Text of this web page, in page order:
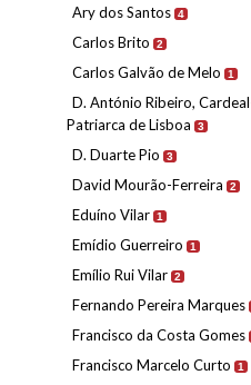
Ary dos Santos 4
Carlos Brito 2
Carlos Galvão de Melo 1
D. António Ribeiro,
Patriarca de Lisboa
3
D. Duarte Pio 3
David Mourão-Ferreira 2
Eduíno Vilar 1
Emídio Guerreiro 1
Emílio Rui Vilar 2
Fernando Pereira Marques
Francisco da Costa Gomes
Francisco Marcelo Curto 1